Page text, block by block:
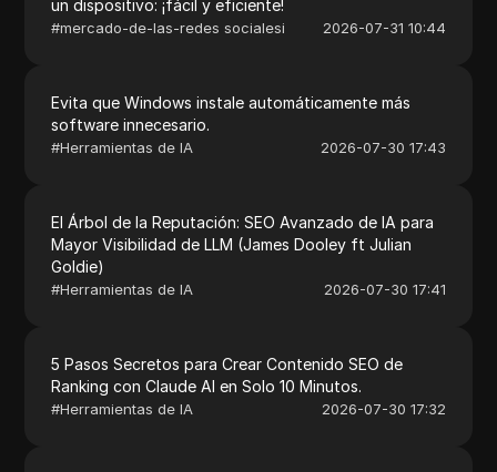
un dispositivo: ¡fácil y eficiente!
#mercado-de-las-redes socialesi 2026-07-31 10:44
Evita que Windows instale automáticamente más
software innecesario.
#Herramientas de IA 2026-07-30 17:43
El Árbol de la Reputación: SEO Avanzado de IA para
Mayor Visibilidad de LLM (James Dooley ft Julian
Goldie)
#Herramientas de IA 2026-07-30 17:41
5 Pasos Secretos para Crear Contenido SEO de
Ranking con Claude AI en Solo 10 Minutos.
#Herramientas de IA 2026-07-30 17:32